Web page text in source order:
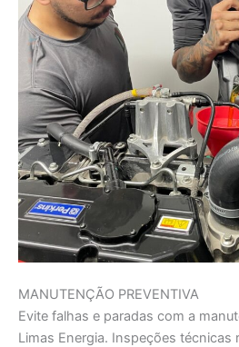
MANUTENÇÃO PREVENTIVA
Evite falhas e paradas com a
Limas Energia. Inspeções técnicas